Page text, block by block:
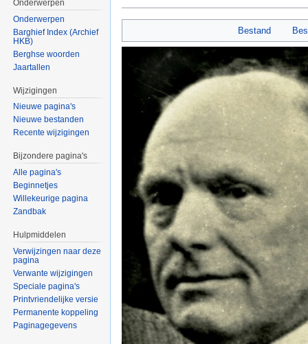
Bestand
Onderwerpen
Onderwerpen
Barghief Index (Archief
HKB)
Berghse woorden
Jaartallen
Wijzigingen
Nieuwe pagina's
Nieuwe bestanden
Recente wijzigingen
Bijzondere pagina's
Alle pagina's
Beginnetjes
Willekeurige pagina
Zandbak
Hulpmiddelen
Verwijzingen naar deze
pagina
Verwante wijzigingen
Speciale pagina's
Printvriendelijke versie
Permanente koppeling
Paginagegevens